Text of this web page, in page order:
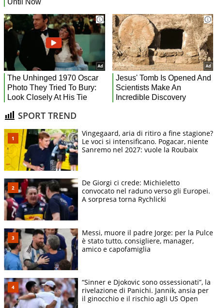
SPORT TREND
Vingegaard, aria di ritiro a fine stagione?
Le voci si intensificano. Pogacar, niente
Sanremo nel 2027: vuole la Roubaix
De Giorgi ci crede: Michieletto
convocato nel raduno verso gli Europei.
A sorpresa torna Rychlicki
Messi, muore il padre Jorge: per la Pulce
è stato tutto, consigliere, manager,
amico e capofamiglia
“Sinner e Djokovic sono ossessionati”, la
rivelazione di Panichi. Jannik, ansia per
il ginocchio e il rischio agli US Open